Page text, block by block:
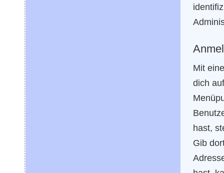
Mit
dich
hast,
Gib